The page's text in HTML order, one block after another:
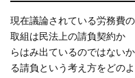
現在議論されている労務費
取組は民法上の請負契約か
らはみ出ているのではない
る請負という考え方をどの